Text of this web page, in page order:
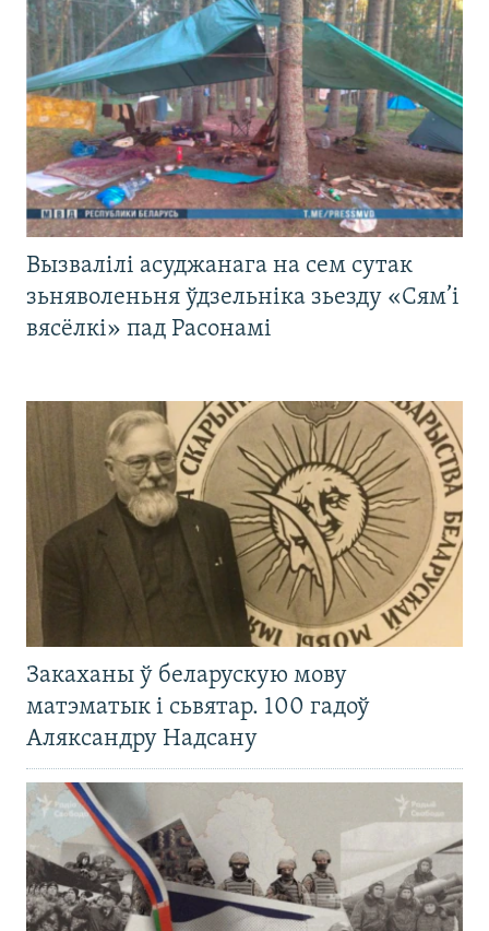
Вызвалілі асуджанага на сем сутак
зьняволеньня ўдзельніка зьезду «Сям’і
вясёлкі» пад Расонамі
Закаханы ў беларускую мову
матэматык і сьвятар. 100 гадоў
Аляксандру Надсану